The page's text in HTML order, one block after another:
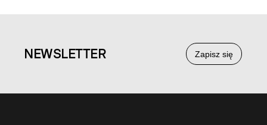
Zapisz się
NEWSLETTER